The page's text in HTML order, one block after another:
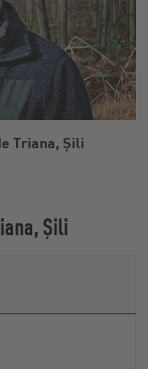
Triana, Şili
Şili